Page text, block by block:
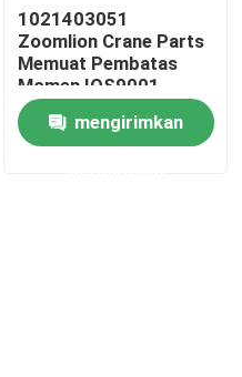
1021403051
Zoomlion Crane Parts
Memuat Pembatas
Momen IOS9001
mengirimkan